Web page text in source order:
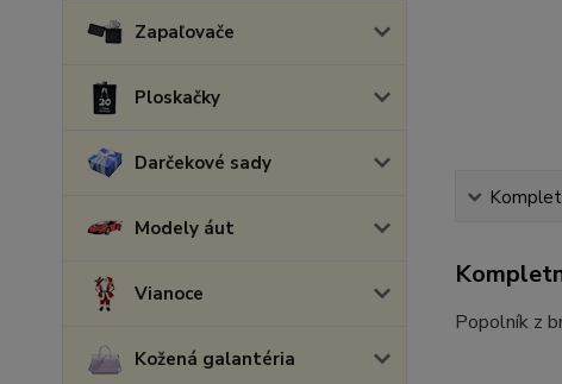
Zapaľovače
Ploskačky
Darčekové sady
Modely áut
Vianoce
Kožená galantéria
Popolník z